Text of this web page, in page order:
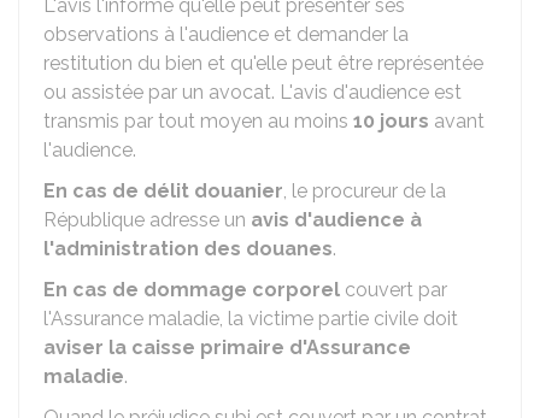
L'avis l'informe qu'elle peut présenter ses
observations à l'audience et demander la
restitution du bien et qu'elle peut être représentée
ou assistée par un avocat. L'avis d'audience est
transmis par tout moyen au moins 10 jours avant
l'audience.
En cas de délit douanier, le procureur de la
République adresse un avis d'audience à
l'administration des douanes.
En cas de dommage corporel couvert par
l'Assurance maladie, la victime partie civile doit
aviser la caisse primaire d'Assurance
maladie.